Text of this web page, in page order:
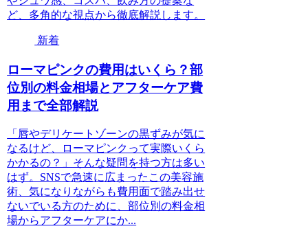
ど、多角的な視点から徹底解説します。
新着
ローマピンクの費用はいくら？部
位別の料金相場とアフターケア費
用まで全部解説
「唇やデリケートゾーンの黒ずみが気に
なるけど、ローマピンクって実際いくら
かかるの？」そんな疑問を持つ方は多い
はず。SNSで急速に広まったこの美容施
術、気になりながらも費用面で踏み出せ
ないでいる方のために、部位別の料金相
場からアフターケアにか...